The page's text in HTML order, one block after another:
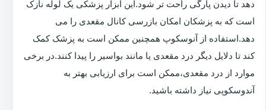
دهد تا دیدن پارگی راحت تر شود.این ابزار پزشکی یک لوله نازک
است که به پزشکان امکان بازرسی کانال مقعدی را می
دهد.استفاده از آنوسکوپ همچنین ممکن است به پزشک کمک
کند تا دلایل دیگر درد مقعدی یا مانند بواسیر را پیدا کنند.در برخی
موارد از درد مقعدی،ممکن است برای ارزیابی بهتر به
آندوسکوپی نیاز داشته باشید.